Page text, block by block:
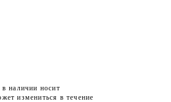
наличии носит
измениться в течение